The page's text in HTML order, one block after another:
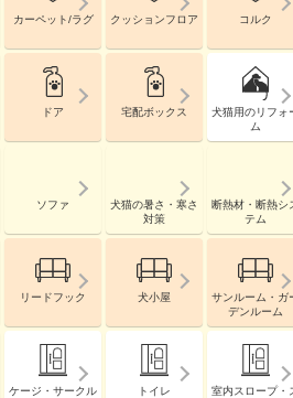
カーペット/ラグ クッションフロア コルク
ドア 宅配ボックス
犬猫用のリフォ
ム
ソファ
犬猫の暑さ・寒さ
対策
断熱材・断熱シ
テム
リードフック 犬小屋
サンルーム・ガ
デンルーム
ケージ・サークル トイレ
室内スロープ・